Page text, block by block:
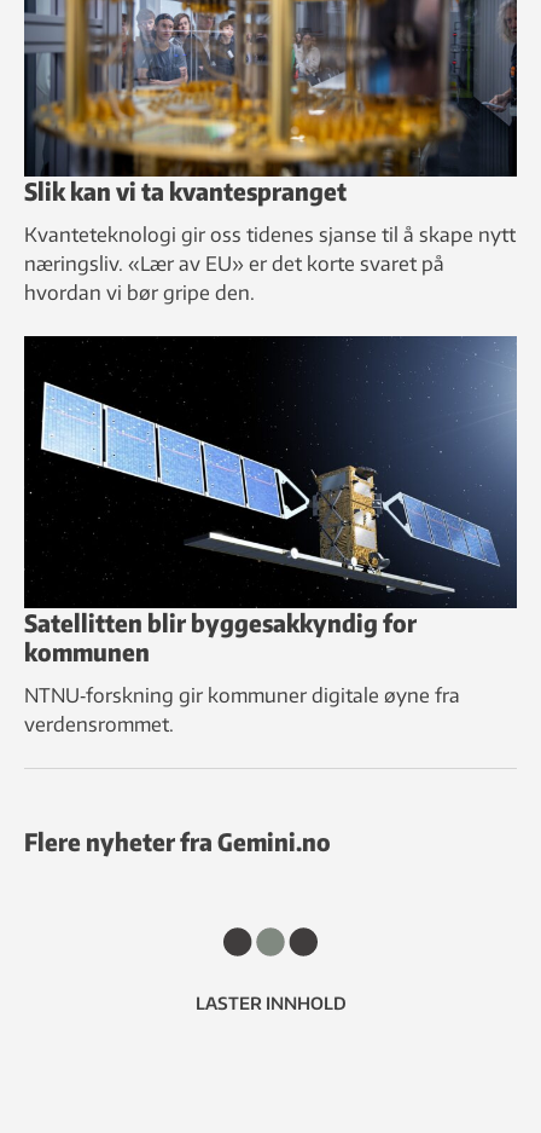
Slik kan vi ta kvantespranget
Kvanteteknologi gir oss tidenes sjanse til å skape nytt
næringsliv. «Lær av EU» er det korte svaret på
hvordan vi bør gripe den.
Satellitten blir byggesakkyndig for
kommunen
NTNU‑forskning gir kommuner digitale øyne fra
verdensrommet.
Flere nyheter fra Gemini.no
LASTER INNHOLD